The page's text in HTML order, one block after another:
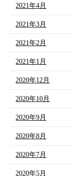
2021年4月
2021年3月
2021年2月
2021年1月
2020年12月
2020年10月
2020年9月
2020年8月
2020年7月
2020年5月